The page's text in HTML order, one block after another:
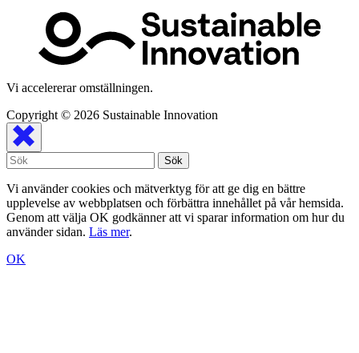
Vi accelererar omställningen.
Copyright © 2026 Sustainable Innovation
Vi använder cookies och mätverktyg för att ge dig en bättre
upplevelse av webbplatsen och förbättra innehållet på vår hemsida.
Genom att välja OK godkänner att vi sparar information om hur du
använder sidan. Läs mer.
OK